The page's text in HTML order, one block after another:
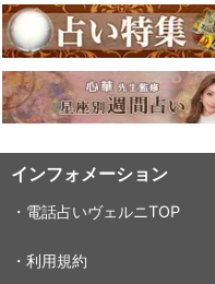
インフォメーション
・電話占いヴェルニTOP
・利用規約